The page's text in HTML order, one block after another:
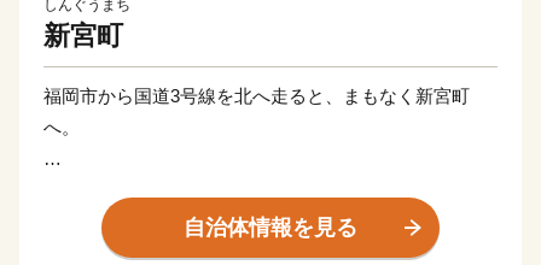
しんぐうまち
新宮町
福岡市から国道3号線を北へ走ると、まもなく新宮町
へ。
スノキ原生林が生い茂り、立花山城ゆかりの立花宗茂の
人気もあって、注目を集めています。
自治体情報を見る